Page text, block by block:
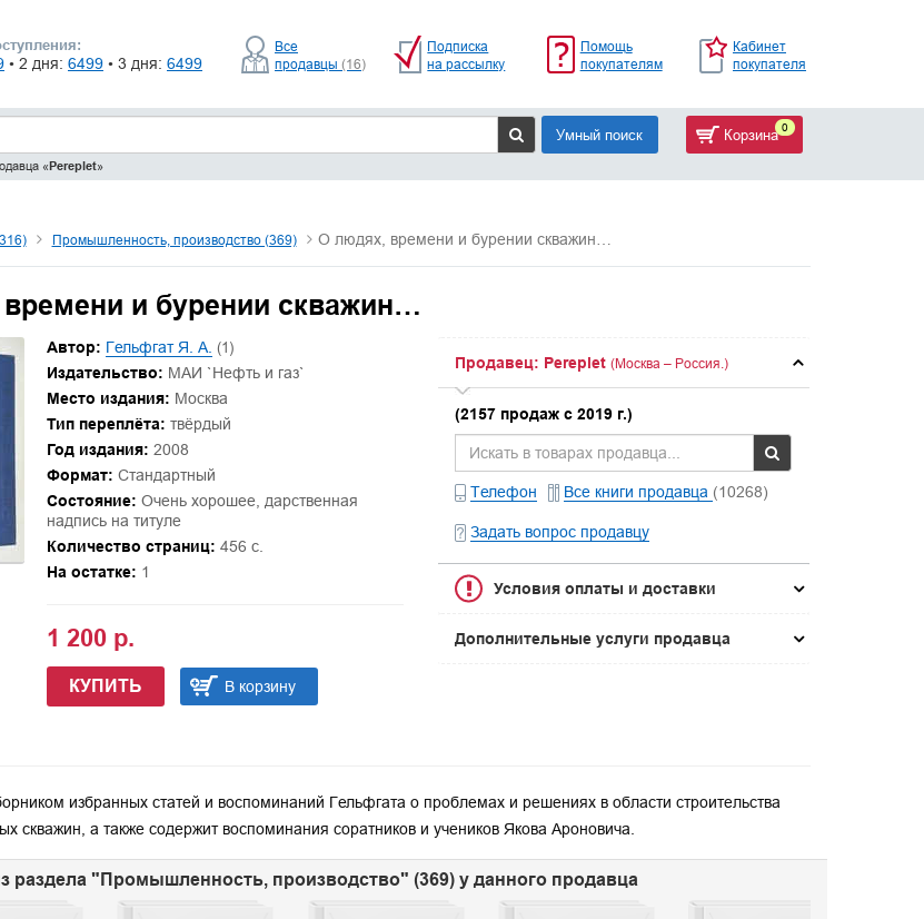
• 2 дня: 6499 • 3 дня: 6499
Все
продавцы (16)
Подписка
на рассылку
Помощь
покупателям
Кабинет
покупателя
«Pereplet»
Умный поиск Корзина 0
Промышленность, производство (369) О людях, времени и бурении скважин…
и бурении скважин…
Автор: Гельфгат Я. А. (1)
Издательство: МАИ `Нефть и газ`
Место издания: Москва
Тип переплёта: твёрдый
Год издания: 2008
Формат: Стандартный
Состояние: Очень хорошее, дарственная
надпись на титуле
Количество страниц: 456 с.
На остатке: 1
1 200 р.
КУПИТЬ В корзину
Продавец: Pereplet (Москва – Россия.)
(2157 продаж с 2019 г.)
Телефон Все книги продавца (10268)
Задать вопрос продавцу
Условия оплаты и доставки
Дополнительные услуги продавца
избранных статей и воспоминаний Гельфгата о проблемах и решениях в области строительства
скважин, а также содержит воспоминания соратников и учеников Якова Ароновича.
раздела "Промышленность, производство" (369) у данного продавца